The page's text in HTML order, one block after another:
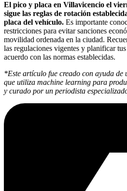
El pico y placa en Villavicencio el
sigue las reglas de rotación
placa del vehículo. Es importante
restricciones para evitar sanciones
movilidad ordenada en la ciudad.
las regulaciones vigentes y planificar
acuerdo con las normas establecidas.
*Este artículo fue creado con ayuda
que utiliza machine learning para
y curado por un periodista